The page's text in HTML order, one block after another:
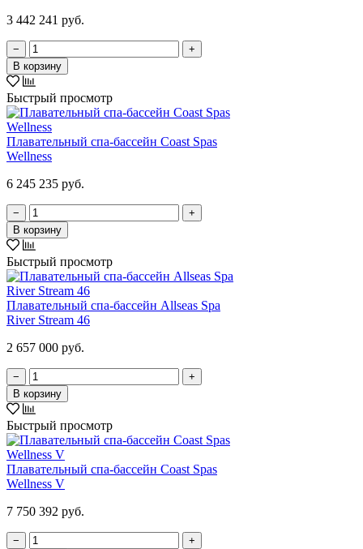
3 442 241 руб.
−
+
В корзину
Быстрый просмотр
Плавательный спа-бассейн Coast Spas
Wellness
6 245 235 руб.
−
+
В корзину
Быстрый просмотр
Плавательный спа-бассейн Allseas Spa
River Stream 46
2 657 000 руб.
−
+
В корзину
Быстрый просмотр
Плавательный спа-бассейн Coast Spas
Wellness V
7 750 392 руб.
−
+